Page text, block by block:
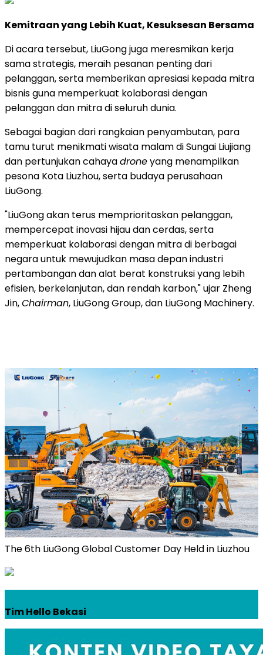
Kemitraan yang Lebih Kuat, Kesuksesan Bersama
Di acara tersebut, LiuGong juga meresmikan kerja
sama strategis, meraih pesanan penting dari
pelanggan, serta memberikan apresiasi kepada mitra
bisnis guna memperkuat kolaborasi dengan
pelanggan dan mitra di seluruh dunia.
Sebagai bagian dari rangkaian penyambutan, para
tamu turut menikmati wisata malam di Sungai Liujiang
dan pertunjukan cahayadroneyang menampilkan
pesona Kota Liuzhou, serta budaya perusahaan
LiuGong.
"LiuGong akan terus memprioritaskan pelanggan,
mempercepat inovasi hijau dan cerdas, serta
memperkuat kolaborasi dengan mitra di berbagai
negara untuk mewujudkan masa depan industri
pertambangan dan alat berat konstruksi yang lebih
efisien, berkelanjutan, dan rendah karbon," ujar Zheng
Jin,Chairman, LiuGong Group, dan LiuGong Machinery.
The 6th LiuGong Global Customer Day Held in Liuzhou
Tim Hello Bekasi